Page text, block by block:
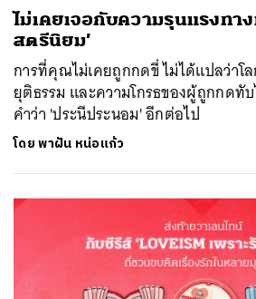
ไม่เคยเจอกับความรุนแรงทา
สตรีนิยม’
การที่คุณไม่เคยถูกกดขี่ ไม่ได้แปลว่าโ
ยุติธรรม และความโกรธของผู้ถูกกดทั
คำว่า 'ประนีประนอม' อีกต่อไป
โดยพาฝัน หน่อแก้ว